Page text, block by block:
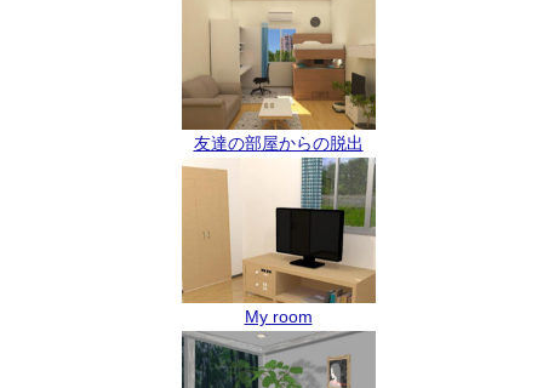
友達の部屋からの脱出
My room